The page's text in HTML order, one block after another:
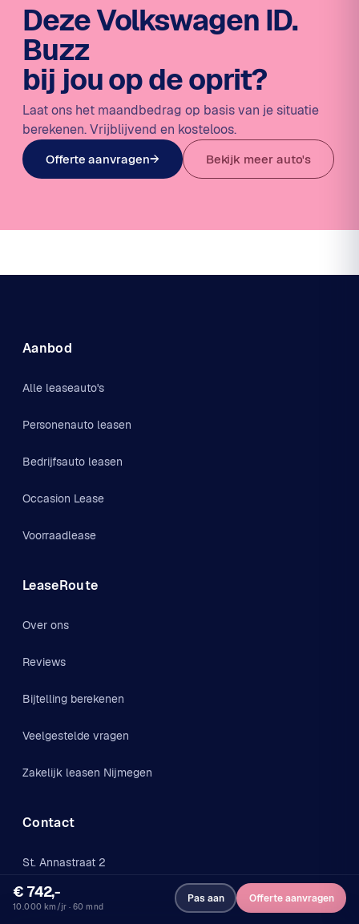
Deze Volkswagen ID.
Buzz
bij jou op de oprit?
Laat ons het maandbedrag op basis van je situatie
berekenen. Vrijblijvend en kosteloos.
Offerte aanvragen→ Bekijk meer auto's
€ 742,-
10.000 km/jr · 60 mnd
Pas aan Offerte aanvragen
Aanbod
Alle leaseauto's
Personenauto leasen
Bedrijfsauto leasen
Occasion Lease
Voorraadlease
LeaseRoute
Over ons
Reviews
Bijtelling berekenen
Veelgestelde vragen
Zakelijk leasen Nijmegen
Contact
St. Annastraat 2
6524 GA Nijmegen